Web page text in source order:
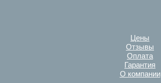
Цены
Отзывы
Оплата
Гарантия
О компании